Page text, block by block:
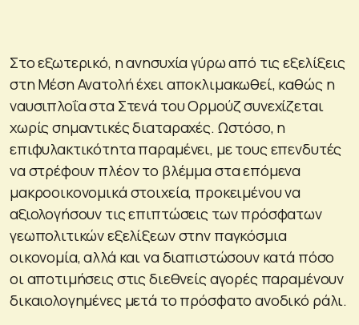
Στο εξωτερικό, η ανησυχία γύρω από τις εξελίξεις
στη Μέση Ανατολή έχει αποκλιμακωθεί, καθώς η
ναυσιπλοΐα στα Στενά του Ορμούζ συνεχίζεται
χωρίς σημαντικές διαταραχές. Ωστόσο, η
επιφυλακτικότητα παραμένει, με τους επενδυτές
να στρέφουν πλέον το βλέμμα στα επόμενα
μακροοικονομικά στοιχεία, προκειμένου να
αξιολογήσουν τις επιπτώσεις των πρόσφατων
γεωπολιτικών εξελίξεων στην παγκόσμια
οικονομία, αλλά και να διαπιστώσουν κατά πόσο
οι αποτιμήσεις στις διεθνείς αγορές παραμένουν
δικαιολογημένες μετά το πρόσφατο ανοδικό ράλι.